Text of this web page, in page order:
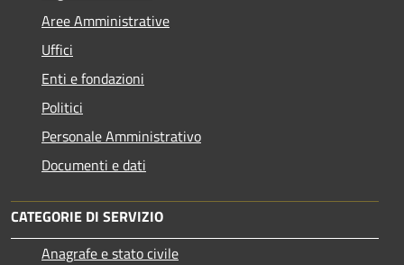
Aree Amministrative
Uffici
Enti e fondazioni
Politici
Personale Amministrativo
Documenti e dati
CATEGORIE DI SERVIZIO
Anagrafe e stato civile